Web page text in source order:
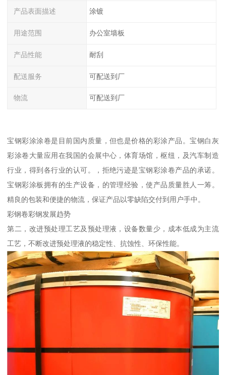
产品表面描述 涂镀
用途范围 办公室墙板
产品性能 耐刮
配送服务 可配送到厂
物流 可配送到厂
宝钢彩涂涂卷是目前国内质量，但也是价格的彩涂产品。宝钢白灰
彩涂卷大量应用在我国的会展中心，体育场馆，枢纽，及汽车制造
行业，得到各行业的认可。，拒绝污迹是宝钢彩涂卷产品的承诺。
宝钢彩涂板拥有的生产设备，的管理经验，使产品质量胜人一筹。
精良的包装和便捷的物流，保证产品以零缺陷交付到用户手中。
彩钢卷彩钢发展趋势
第二，改进预处理工艺及预处理液，设备数量少，成本低成为主流
工艺，不断改进预处理液的稳定性、抗蚀性、环保性能。